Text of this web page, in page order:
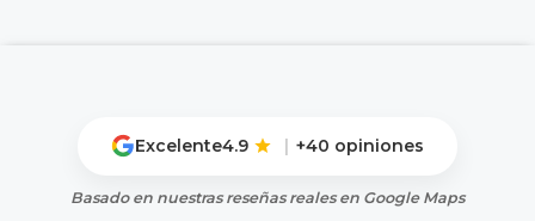
Excelente4.9 | +40 opiniones
Basado en nuestras reseñas reales en Google Maps